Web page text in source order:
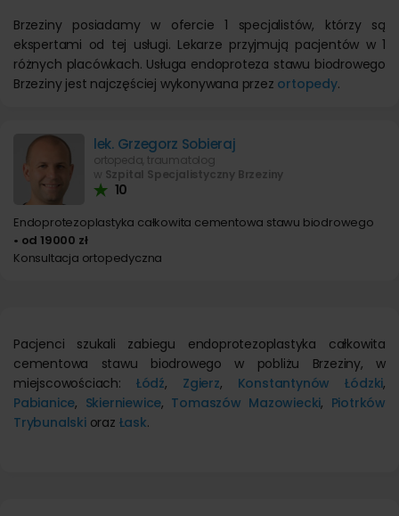
Brzeziny posiadamy w ofercie 1 specjalistów, którzy są
ekspertami od tej usługi. Lekarze przyjmują pacjentów w 1
różnych placówkach. Usługa endoproteza stawu biodrowego
Brzeziny jest najczęściej wykonywana przez ortopedy.
lek. Grzegorz Sobieraj
ortopeda, traumatolog
w Szpital Specjalistyczny Brzeziny
10
Endoprotezoplastyka całkowita cementowa stawu biodrowego
• od 19000 zł
Konsultacja ortopedyczna
Pacjenci szukali zabiegu endoprotezoplastyka całkowita
cementowa stawu biodrowego w pobliżu Brzeziny, w
miejscowościach: Łódź, Zgierz, Konstantynów Łódzki,
Pabianice, Skierniewice, Tomaszów Mazowiecki, Piotrków
Trybunalskioraz Łask.